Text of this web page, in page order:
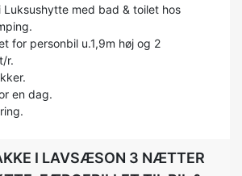
med bad & toilet hos
for personbil u.1,9m høj og 2
r.
en dag.
I LAVSÆSON 3 NÆTTER